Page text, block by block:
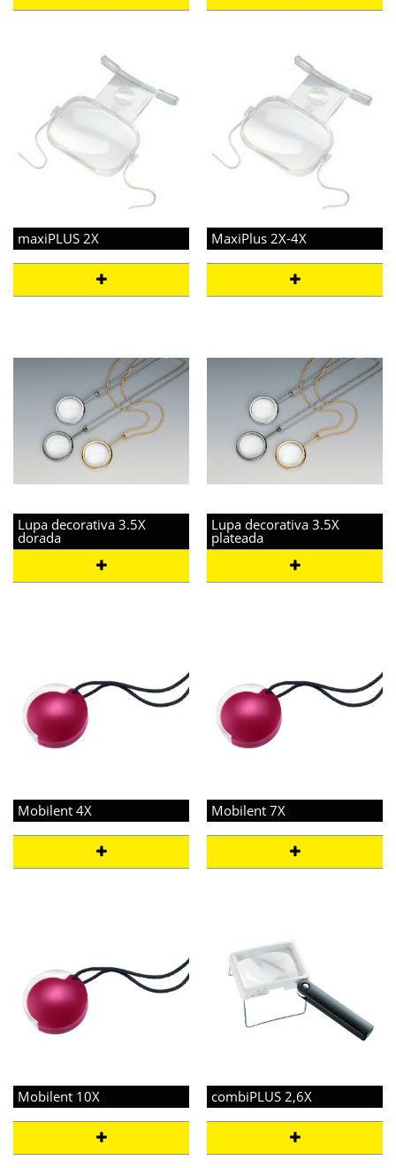
maxiPLUS 2X MaxiPlus 2X-4X
Lupa decorativa 3.5X
dorada
Lupa decorativa 3.5X
plateada
Mobilent 4X Mobilent 7X
Mobilent 10X combiPLUS 2,6X